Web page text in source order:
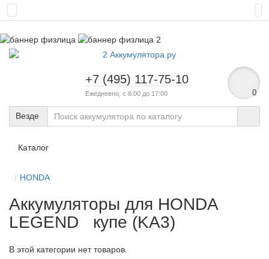
+7 (495) 117-75-10
Ежедневно, с 8:00 до 17:00 0
Везде
Каталог
HONDA
Аккумуляторы для HONDA
LEGEND купе (KA3)
В этой категории нет товаров.